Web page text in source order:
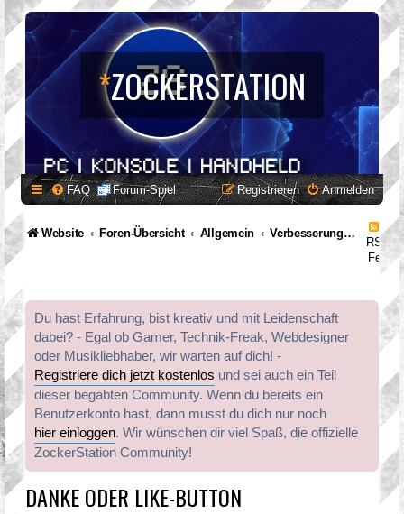
*ZOCKERSTATION
FAQ Forum-Spiel Anmelden
Registrieren
Website Foren-Übersicht Allgemein Verbesserungsvorschläge
RSS-
Feed
Du hast Erfahrung, bist kreativ und mit Leidenschaft
dabei? - Egal ob Gamer, Technik-Freak, Webdesigner
oder Musikliebhaber, wir warten auf dich! -
Registriere dich jetzt kostenlos und sei auch ein Teil
dieser begabten Community. Wenn du bereits ein
Benutzerkonto hast, dann musst du dich nur noch
hier einloggen. Wir wünschen dir viel Spaß, die offizielle
ZockerStation Community!
DANKE ODER LIKE-BUTTON